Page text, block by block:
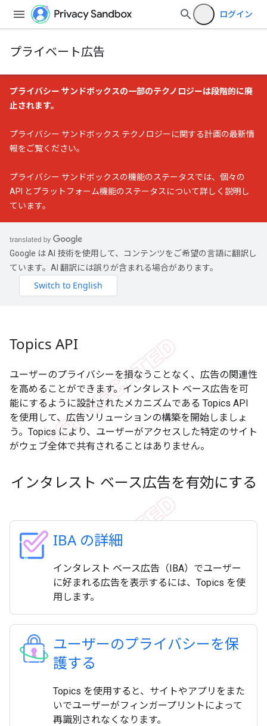
ログイン
プライベート広告
プライバシー サンドボックスの一部のテクノロジーは段階的に廃
止されます。
プライバシー サンドボックス テクノロジーに関する計画の最新情
報をご覧ください。
プライバシー サンドボックスの機能のステータスでは、個々の
API とプラットフォーム機能のステータスについて詳しく説明し
ています。
Google は AI 技術を使用して、コンテンツをご希望の言語に翻訳し
ています。AI 翻訳には誤りが含まれる場合があります。
Topics API
ユーザーのプライバシーを損なうことなく、広告の関連性
を高めることができます。インタレスト ベース広告を可
能にするように設計されたメカニズムである Topics API
を使用して、広告ソリューションの構築を開始しましょ
う。Topics により、ユーザーがアクセスした特定のサイト
がウェブ全体で共有されることはありません。
インタレスト ベース広告を有効にする
IBA の詳細
インタレスト ベース広告（IBA）でユーザー
に好まれる広告を表示するには、Topics を使
用します。
ユーザーのプライバシーを保
護する
Topics を使用すると、サイトやアプリをまた
いでユーザーがフィンガープリントによって
再識別されなくなります。